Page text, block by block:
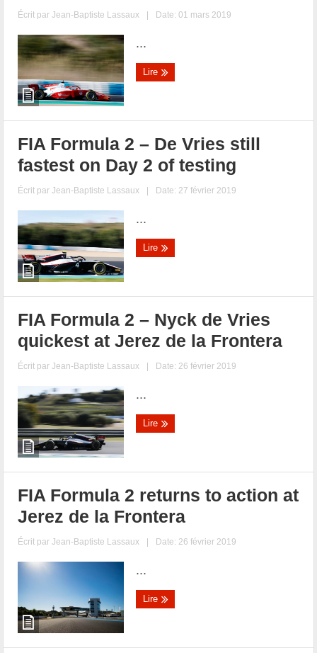
Écrit parJean-Baptiste Lassaux | Date: 01 mars 2019
...
Lire
FIA Formula 2 – De Vries still
fastest on Day 2 of testing
Écrit parJean-Baptiste Lassaux | Date: 27 février 2019
...
Lire
FIA Formula 2 – Nyck de Vries
quickest at Jerez de la Frontera
Écrit parJean-Baptiste Lassaux | Date: 26 février 2019
...
Lire
FIA Formula 2 returns to action at
Jerez de la Frontera
Écrit parJean-Baptiste Lassaux | Date: 26 février 2019
...
Lire